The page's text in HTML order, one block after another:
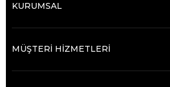
KURUMSAL
MÜŞTERİ HİZMETLERİ